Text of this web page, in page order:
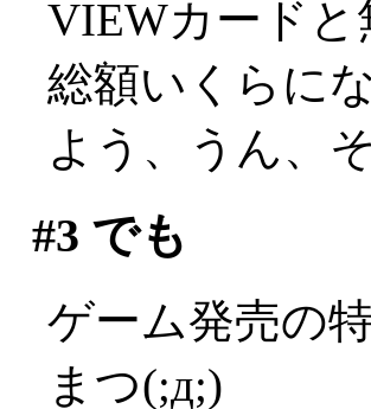
VIEWカード
総額いくらに
よう、うん、
#3 でも
ゲーム発売の
まつ(;д;)